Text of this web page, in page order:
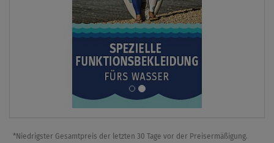
*Niedrigster Gesamtpreis der letzten 30 Tage vor der Preisermäßigung.